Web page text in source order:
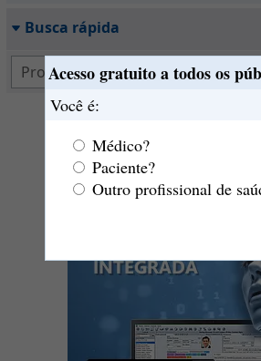
Acesso gratuito a todos os
Você é:
Médico?
Paciente?
Outro profissional de
Busca rápida